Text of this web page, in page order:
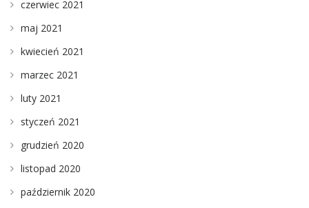
czerwiec 2021
maj 2021
kwiecień 2021
marzec 2021
luty 2021
styczeń 2021
grudzień 2020
listopad 2020
październik 2020